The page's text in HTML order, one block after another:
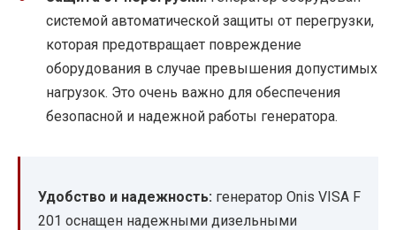
системой автоматической защиты от перегрузки,
которая предотвращает повреждение
оборудования в случае превышения допустимых
нагрузок. Это очень важно для обеспечения
безопасной и надежной работы генератора.
Удобство и надежность: генератор Onis VISA F
201 оснащен надежными дизельными